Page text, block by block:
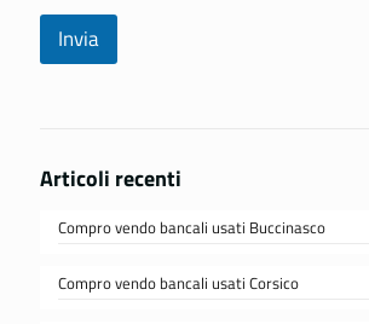
o
Invia
Articoli recenti
Compro vendo bancali usati Buccinasco
Compro vendo bancali usati Corsico